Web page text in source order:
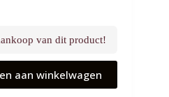
van dit product!
aan winkelwagen